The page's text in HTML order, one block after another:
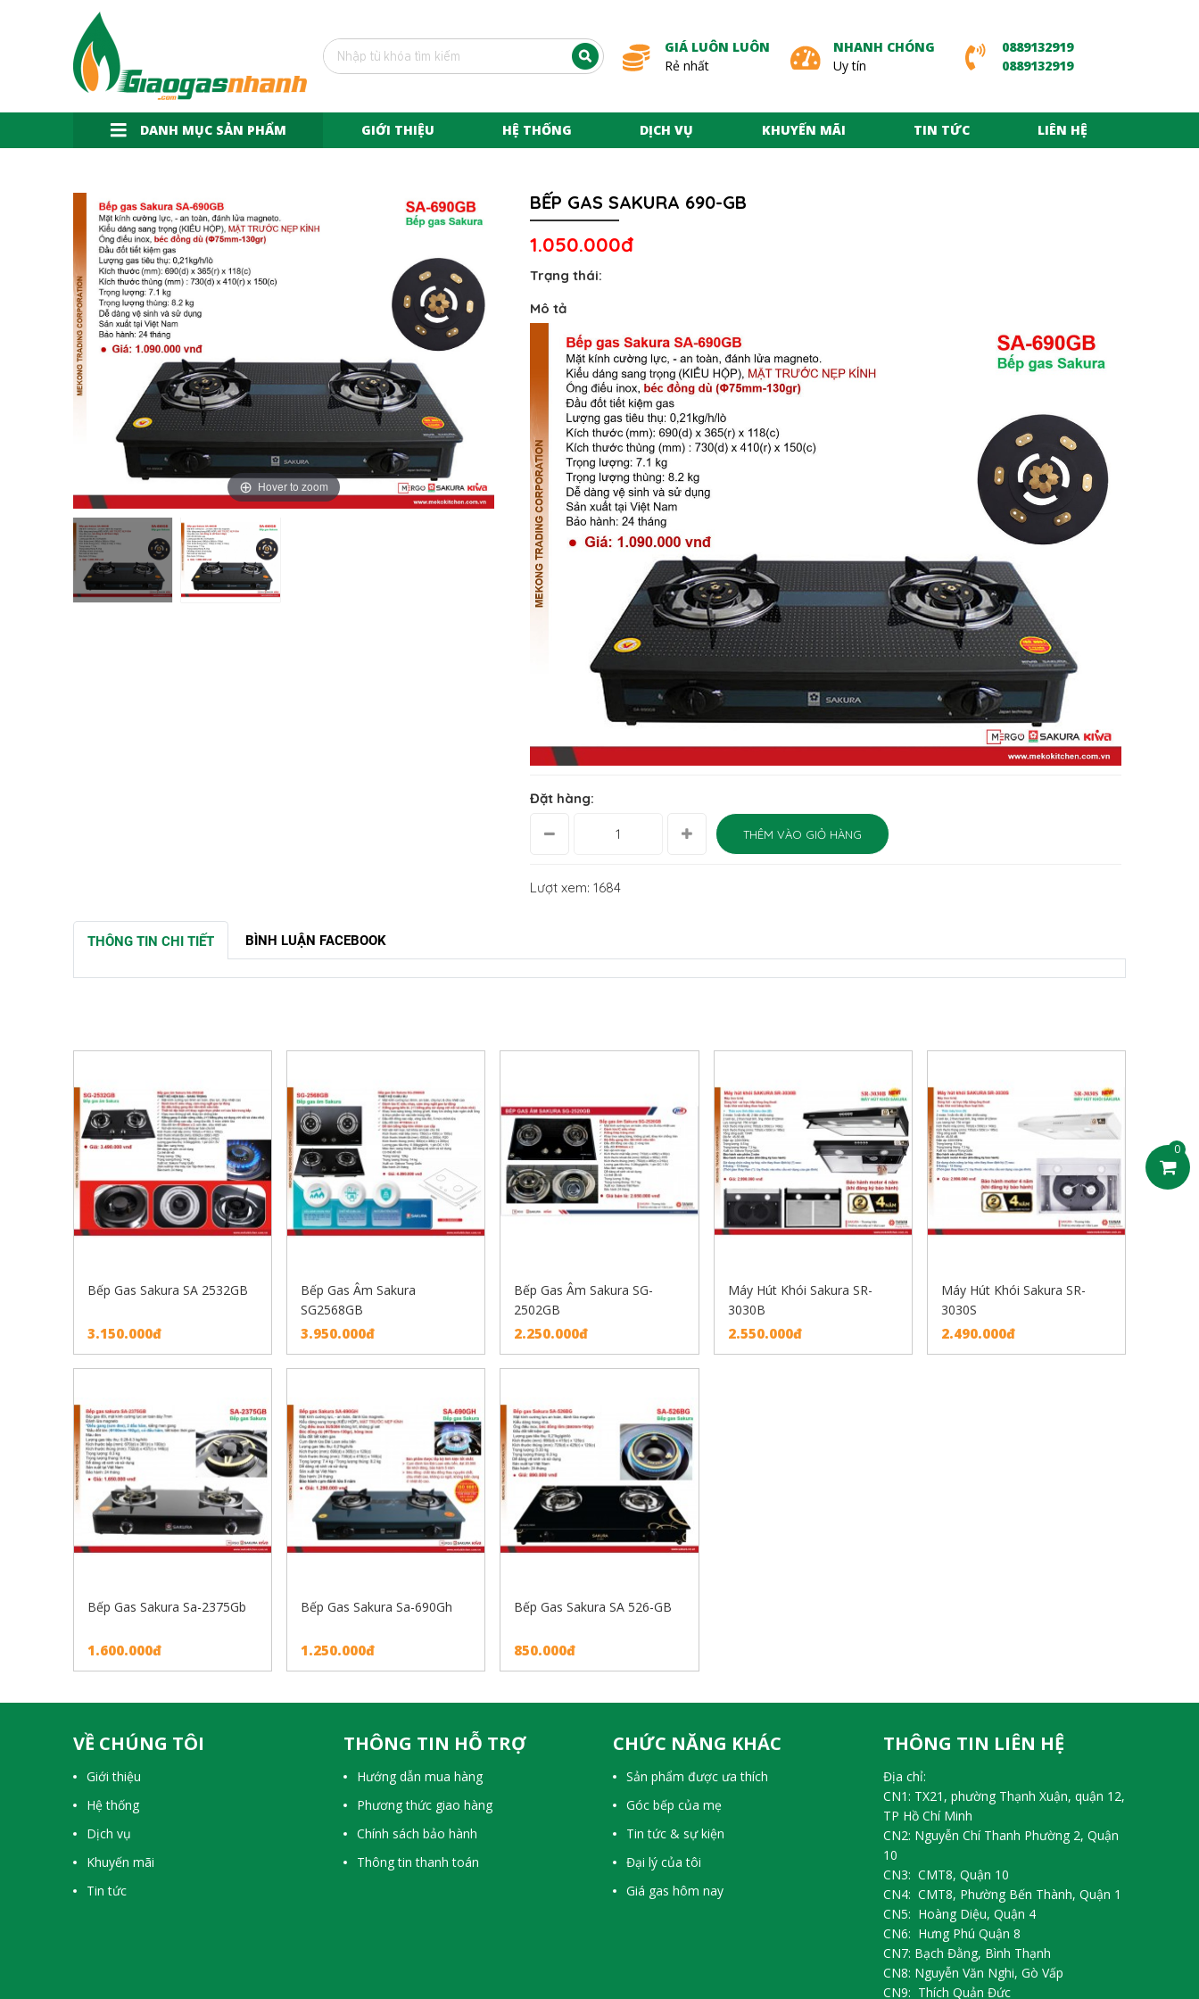
0
GIÁ LUÔN LUÔN
Rẻ nhất
NHANH CHÓNG
Uy tín
0889132919
0889132919
DANH MỤC SẢN PHẨM GIỚI THIỆU HỆ THỐNG DỊCH VỤ KHUYẾN MÃI TIN TỨC LIÊN HỆ
Hover to zoom
BẾP GAS SAKURA 690-GB
1.050.000đ
Trạng thái:
Mô tả
Đặt hàng:
THÊM VÀO GIỎ HÀNG
Lượt xem: 1684
THÔNG TIN CHI TIẾT BÌNH LUẬN FACEBOOK
Bếp Gas Sakura SA 2532GB
3.150.000đ
Bếp Gas Âm Sakura
SG2568GB
3.950.000đ
Bếp Gas Âm Sakura SG-
2502GB
2.250.000đ
Máy Hút Khói Sakura SR-
3030B
2.550.000đ
Máy Hút Khói Sakura SR-
3030S
2.490.000đ
Bếp Gas Sakura Sa-2375Gb
1.600.000đ
Bếp Gas Sakura Sa-690Gh
1.250.000đ
Bếp Gas Sakura SA 526-GB
850.000đ
VỀ CHÚNG TÔI
Giới thiệu
Hệ thống
Dịch vụ
Khuyến mãi
Tin tức
THÔNG TIN HỖ TRỢ
Hướng dẫn mua hàng
Phương thức giao hàng
Chính sách bảo hành
Thông tin thanh toán
CHỨC NĂNG KHÁC
Sản phẩm được ưa thích
Góc bếp của mẹ
Tin tức & sự kiện
Đại lý của tôi
Giá gas hôm nay
THÔNG TIN LIÊN HỆ
Địa chỉ:
CN1: TX21, phường Thạnh Xuận, quận 12,
TP Hồ Chí Minh
CN2: Nguyễn Chí Thanh Phường 2, Quận
10
CN3: CMT8, Quận 10
CN4: CMT8, Phường Bến Thành, Quận 1
CN5: Hoàng Diệu, Quận 4
CN6: Hưng Phú Quận 8
CN7: Bạch Đằng, Bình Thạnh
CN8: Nguyễn Văn Nghi, Gò Vấp
CN9: Thích Quản Đức